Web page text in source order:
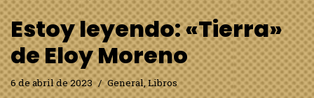
Estoy leyendo: «Tierra»
de Eloy Moreno
6 de abril de 2023 General,Libros